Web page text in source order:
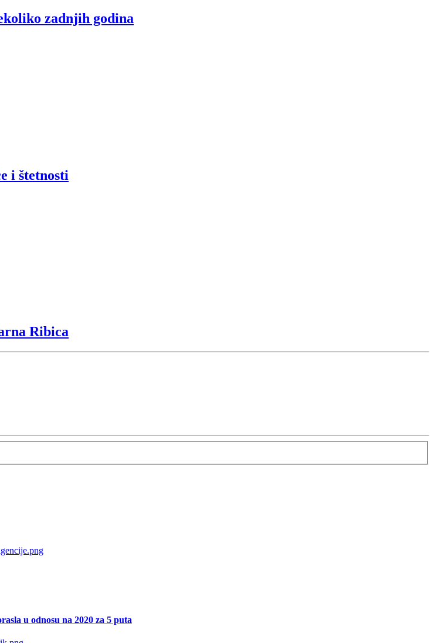
zadnjih godina
i štetnosti
Ribica
u odnosu na 2020 za 5 puta